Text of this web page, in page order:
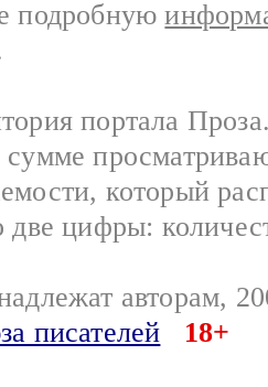
подробную
портала
который
две цифры:
авторам,
писателей
18+